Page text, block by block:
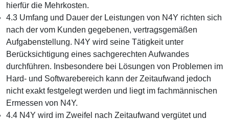
hierfür die Mehrkosten.
4.3 Umfang und Dauer der Leistungen von N4Y richten sich
nach der vom Kunden gegebenen, vertragsgemäßen
Aufgabenstellung. N4Y wird seine Tätigkeit unter
Berücksichtigung eines sachgerechten Aufwandes
durchführen. Insbesondere bei Lösungen von Problemen im
Hard- und Softwarebereich kann der Zeitaufwand jedoch
nicht exakt festgelegt werden und liegt im fachmännischen
Ermessen von N4Y.
4.4 N4Y wird im Zweifel nach Zeitaufwand vergütet und